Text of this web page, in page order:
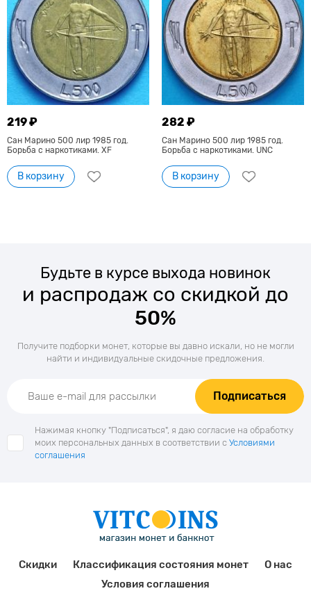
219 ₽
Сан Марино 500 лир 1985 год.
Борьба с наркотиками. XF
В корзину
282 ₽
Сан Марино 500 лир 1985 год.
Борьба с наркотиками. UNC
В корзину
Будьте в курсе выхода новинок
и распродаж со скидкой до
50%
Получите подборки монет, которые вы давно искали, но не могли
найти и индивидуальные скидочные предложения.
Подписаться
Нажимая кнопку "Подписаться", я даю согласие на обработку
моих персональных данных в соответствии с Условиями
соглашения
Скидки Классификация состояния монет
О нас
Условия соглашения